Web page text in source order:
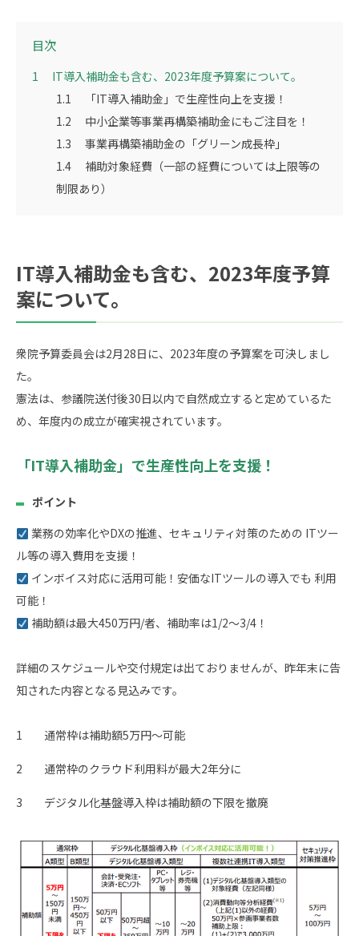
目次
1
IT導入補助金も含む、2023年度予算案について。
1.1
「IT導入補助金」で生産性向上を支援！
1.2
中小企業等事業再構築補助金にもご注目を！
1.3
事業再構築補助金の「グリーン成長枠」
1.4
補助対象経費（一部の経費については上限等の
制限あり）
IT導入補助金も含む、2023年度予算
案について。
衆院予算委員会は2月28日に、2023年度の予算案を可決しまし
た。
憲法は、参議院送付後30日以内で自然成立すると定めているた
め、年度内の成立が確実視されています。
「IT導入補助金」で生産性向上を支援！
ポイント
業務の効率化やDXの推進、セキュリティ対策のための ITツー
ル等の導入費用を支援！
インボイス対応に活用可能！安価なITツールの導入でも 利用
可能！
補助額は最大450万円/者、補助率は1/2～3/4！
詳細のスケジュールや交付規定は出ておりませんが、昨年末に告
知された内容となる見込みです。
通常枠は補助額5万円～可能
通常枠のクラウド利用料が最大2年分に
デジタル化基盤導入枠は補助額の下限を撤廃